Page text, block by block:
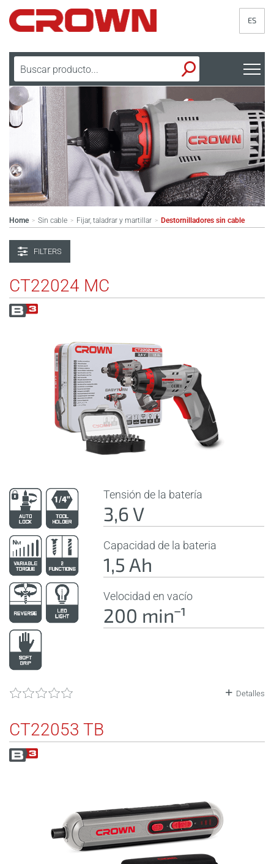
ES
Home > Sin cable > Fijar, taladrar y martillar > Destornilladores sin cable
FILTERS
CT22024 MC
Tensión de la batería
3,6 V
Capacidad de la bateria
1,5 Ah
Velocidad en vacío
200 minˉ¹
Detalles
CT22053 TB